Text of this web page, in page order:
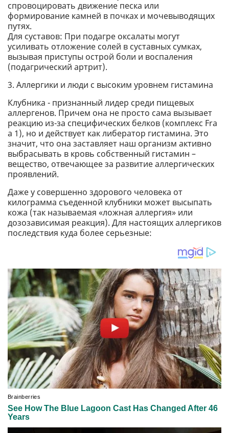
спровоцировать движение песка или
формирование камней в почках и мочевыводящих
путях.
Для суставов: При подагре оксалаты могут
усиливать отложение солей в суставных сумках,
вызывая приступы острой боли и воспаления
(подагрический артрит).
3. Аллергики и люди с высоким уровнем гистамина
Клубника - признанный лидер среди пищевых
аллергенов. Причем она не просто сама вызывает
реакцию из-за специфических белков (комплекс Fra
a 1), но и действует как либератор гистамина. Это
значит, что она заставляет наш организм активно
выбрасывать в кровь собственный гистамин –
вещество, отвечающее за развитие аллергических
проявлений.
Даже у совершенно здорового человека от
килограмма съеденной клубники может высыпать
кожа (так называемая «ложная аллергия» или
дозозависимая реакция). Для настоящих аллергиков
последствия куда более серьезные: